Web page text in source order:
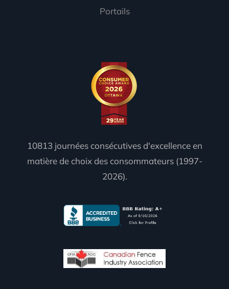
Portails
10813 journées consécutives d'excellence en
matière de choix des consommateurs (1997-
2026).